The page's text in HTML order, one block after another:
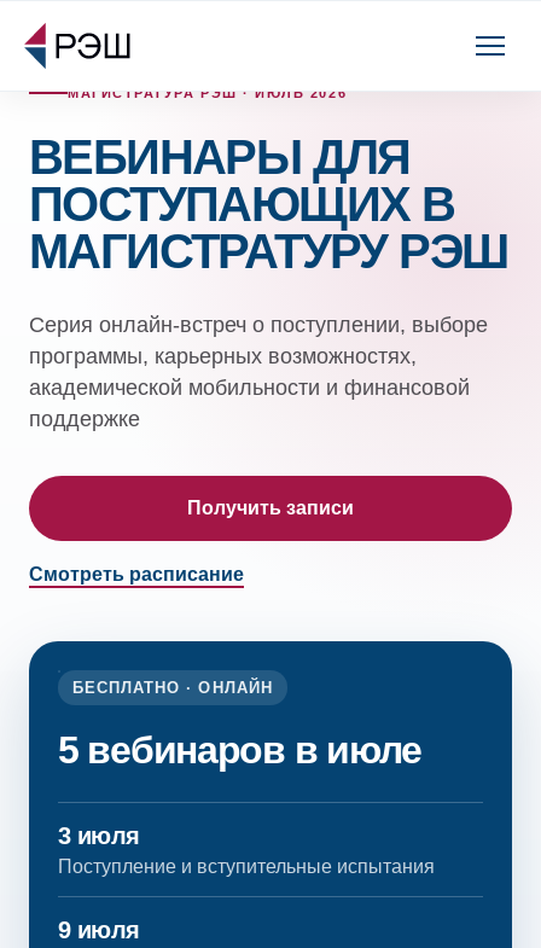
МАГИСТРАТУРА РЭШ · ИЮЛЬ 2026
ВЕБИНАРЫ ДЛЯ
ПОСТУПАЮЩИХ В
МАГИСТРАТУРУ РЭШ
Серия онлайн-встреч о поступлении, выборе
программы, карьерных возможностях,
академической мобильности и финансовой
поддержке
Получить записи
Смотреть расписание
БЕСПЛАТНО · ОНЛАЙН
5 вебинаров в июле
3 июля
Поступление и вступительные испытания
9 июля